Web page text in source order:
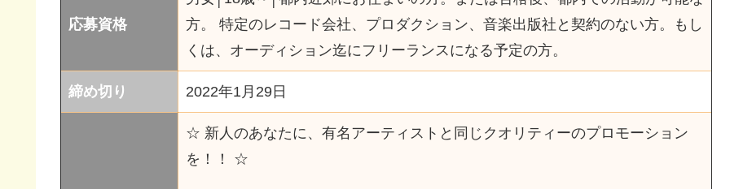
応募資格
方。 特定のレコード会社、プロダクション、音楽出版社と契約のない方。もし
くは、オーディション迄にフリーランスになる予定の方。
締め切り 2022年1月29日
☆ 新人のあなたに、有名アーティストと同じクオリティーのプロモーション
を！！ ☆